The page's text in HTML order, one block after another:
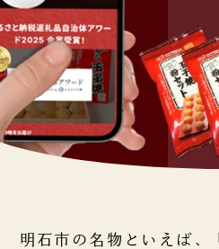
明石市の名物といえば、